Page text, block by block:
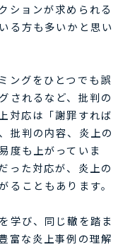
ションが求められる
る方も多いかと思い
ングをひとつでも誤
されるなど、批判の
対応は「謝罪すれば
批判の内容、炎上の
度も上がっていま
った対応が、炎上の
ることもあります。
学び、同じ轍を踏ま
富な炎上事例の理解